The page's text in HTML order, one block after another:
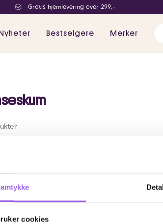
cookies
Gratis hjemlevering over 299,-
Nyheter Bestselgere Merker